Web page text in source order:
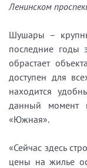
Ленинском
Шушары –
последние годы
обрастает
доступен для
находится
данный момент
«Южная».
«Сейчас здесь
цены на жилье